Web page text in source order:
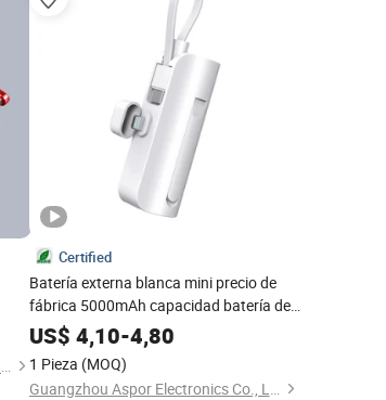
Changzhou Rongrui Silica Gel Production Co., Ltd.
Certified
Batería externa blanca mini precio de
fábrica 5000mAh capacidad batería de
litio fábrica original accesorios para
teléfonos móviles carga inalámbrica tipo
C/Lighnting
US$ 4,10-4,80
1 Pieza (MOQ)
Guangzhou Aspor Electronics Co., Ltd.